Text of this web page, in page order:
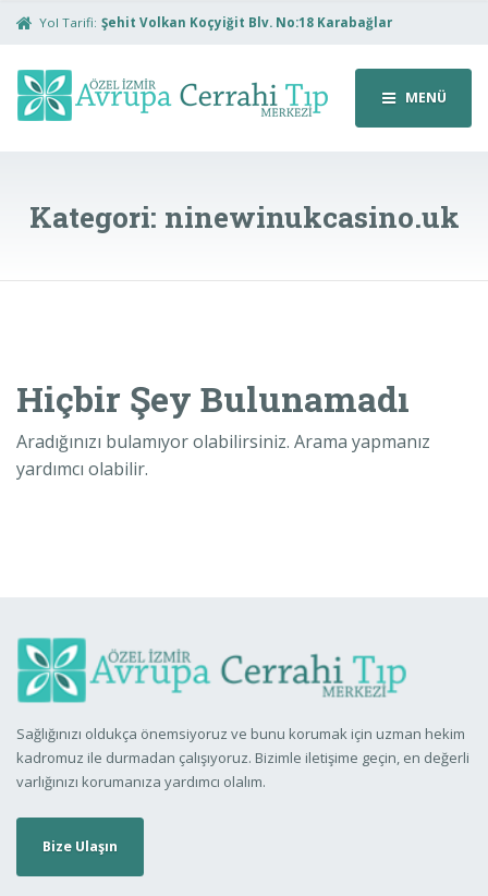
Yol Tarifi: Şehit Volkan Koçyiğit Blv. No:18 Karabağlar
MENÜ
Kategori: ninewinukcasino.uk
Hiçbir Şey Bulunamadı
Aradığınızı bulamıyor olabilirsiniz. Arama yapmanız
yardımcı olabilir.
Sağlığınızı oldukça önemsiyoruz ve bunu korumak için uzman hekim
kadromuz ile durmadan çalışıyoruz. Bizimle iletişime geçin, en değerli
varlığınızı korumanıza yardımcı olalım.
Bize Ulaşın